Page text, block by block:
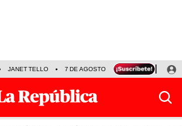
JANET TELLO 7 DE AGOSTO TINKA RESULTADOS